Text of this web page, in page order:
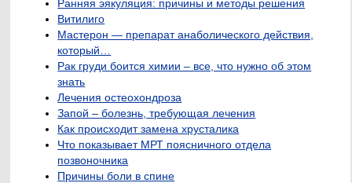
Ранняя эякуляция: причины и методы решения
Витилиго
Мастерон — препарат анаболического действия,
который…
Рак груди боится химии – все, что нужно об этом
знать
Лечения остеохондроза
Запой – болезнь, требующая лечения
Как происходит замена хрусталика
Что показывает МРТ поясничного отдела
позвоночника
Причины боли в спине